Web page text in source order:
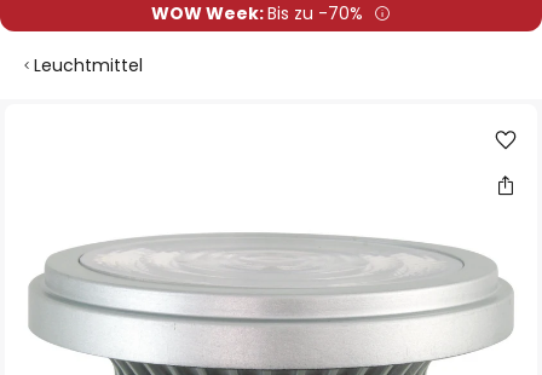
WOW Week:Bis zu -70%
Leuchtmittel
springen